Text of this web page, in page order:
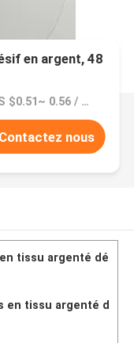
en argent, 48
Prix：US $0.51~ 0.56 / Roll
Contactez nous
tissu argenté dé
en tissu argenté d